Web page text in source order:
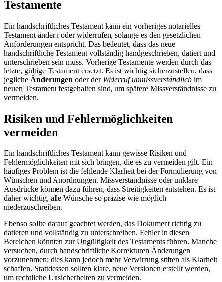
Testamente
Ein handschriftliches Testament kann ein vorheriges notarielles
Testament ändern oder widerrufen, solange es den gesetzlichen
Anforderungen entspricht. Das bedeutet, dass das neue
handschriftliche Testament vollständig handgeschrieben, datiert und
unterschrieben sein muss. Vorherige Testamente werden durch das
letzte, gültige Testament ersetzt. Es ist wichtig sicherzustellen, dass
jegliche Änderungen oder der Widerruf unmissverständlich im
neuen Testament festgehalten sind, um spätere Missverständnisse zu
vermeiden.
Risiken und Fehlermöglichkeiten
vermeiden
Ein handschriftliches Testament kann gewisse Risiken und
Fehlermöglichkeiten mit sich bringen, die es zu vermeiden gilt. Ein
häufiges Problem ist die fehlende Klarheit bei der Formulierung von
Wünschen und Anordnungen. Missverständnisse oder unklare
Ausdrücke können dazu führen, dass Streitigkeiten entstehen. Es ist
daher wichtig, alle Wünsche so präzise wie möglich
niederzuschreiben.
Ebenso sollte darauf geachtet werden, das Dokument richtig zu
datieren und vollständig zu unterschreiben. Fehler in diesen
Bereichen könnten zur Ungültigkeit des Testaments führen. Manche
versuchen, durch handschriftliche Korrekturen Änderungen
vorzunehmen; dies kann jedoch mehr Verwirrung stiften als Klarheit
schaffen. Stattdessen sollten klare, neue Versionen erstellt werden,
um rechtliche Unsicherheiten zu vermeiden.